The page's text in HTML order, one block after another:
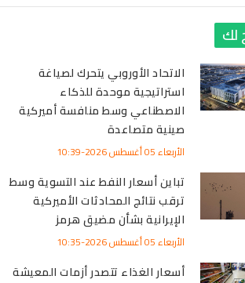
لك
الاتحاد الأوروبي يتحرك لصياغة
استراتيجية موحدة للذكاء
الاصطناعي وسط منافسة أميركية
صينية متصاعدة
الأربعاء 05 أغسطس 2026-10:39
تباين أسعار النفط عند التسوية وسط
ترقب نتائج المحادثات الأميركية
الإيرانية بشأن مضيق هرمز
الأربعاء 05 أغسطس 2026-10:35
أسعار الغذاء تتصدر أزمات المعيشة